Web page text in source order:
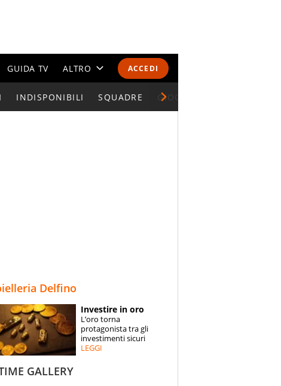
ACCEDI
GUIDA TV ALTRO
CALENDARI E CLASSIFICHE
ESPERTI
CONTATTI
INDISPONIBILI SQUADRE GIOCATORI SERIE A
Delfino
Investire in oro
L’oro torna
protagonista tra gli
investimenti sicuri
LEGGI
GALLERY